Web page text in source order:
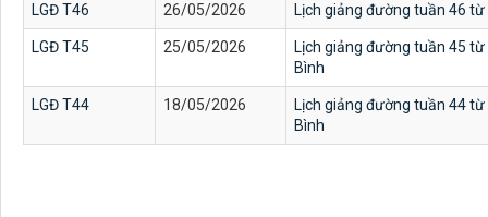
LGĐ T46 26/05/2026 Lịch giảng đường tuần 46
LGĐ T45 25/05/2026
Lịch giảng đường tuần 45
Bình
LGĐ T44 18/05/2026
Lịch giảng đường tuần 44
Bình